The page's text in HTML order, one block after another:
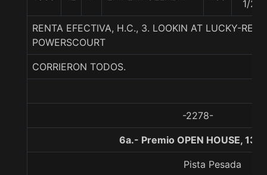
1/2
RENTA EFECTIVA, H.C., 3. LOOKIN AT LUCKY-
POWERSCOURT
CORRIERON TODOS.
-2278-
6a.- Premio OPEN HOUSE,
Pista Pesada